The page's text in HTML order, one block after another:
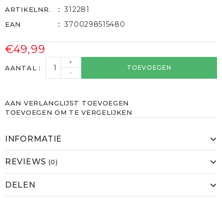
ARTIKELNR. 312281
EAN 3700298515480
€49,99
AANTAL
+
-
TOEVOEGEN
AAN VERLANGLIJST TOEVOEGEN
TOEVOEGEN OM TE VERGELIJKEN
INFORMATIE
REVIEWS (0)
DELEN